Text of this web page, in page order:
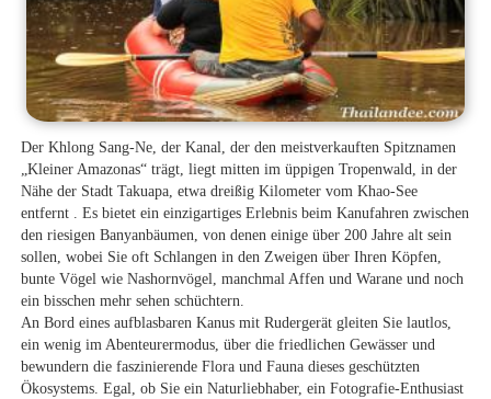
Der Khlong Sang-Ne, der Kanal, der den meistverkauften Spitznamen
„Kleiner Amazonas“ trägt, liegt mitten im üppigen Tropenwald, in der
Nähe der Stadt Takuapa, etwa dreißig Kilometer vom Khao-See
entfernt . Es bietet ein einzigartiges Erlebnis beim Kanufahren zwischen
den riesigen Banyanbäumen, von denen einige über 200 Jahre alt sein
sollen, wobei Sie oft Schlangen in den Zweigen über Ihren Köpfen,
bunte Vögel wie Nashornvögel, manchmal Affen und Warane und noch
ein bisschen mehr sehen schüchtern.
An Bord eines aufblasbaren Kanus mit Rudergerät gleiten Sie lautlos,
ein wenig im Abenteurermodus, über die friedlichen Gewässer und
bewundern die faszinierende Flora und Fauna dieses geschützten
Ökosystems. Egal, ob Sie ein Naturliebhaber, ein Fotografie-Enthusiast